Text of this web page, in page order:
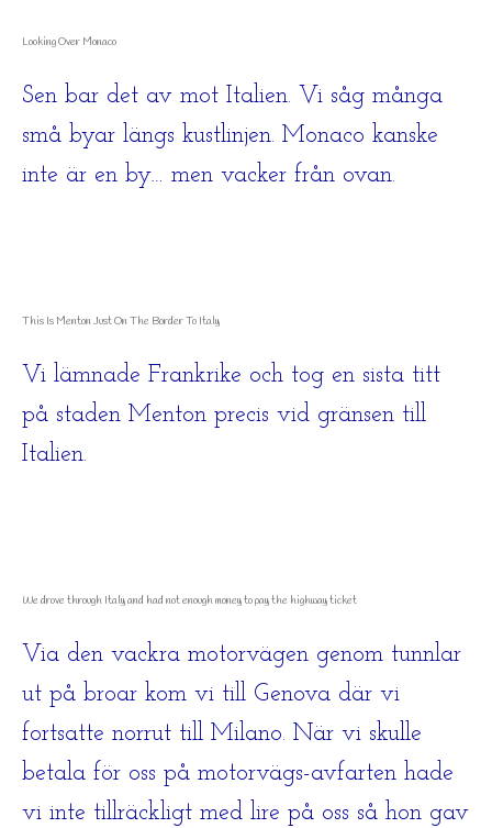
Looking Over Monaco
Sen bar det av mot Italien. Vi såg många
små byar längs kustlinjen. Monaco kanske
inte är en by… men vacker från ovan.
This Is Menton Just On The Border To Italy
Vi lämnade Frankrike och tog en sista titt
på staden Menton precis vid gränsen till
Italien.
We drove through Italy and had not enough money to pay the highway ticket
Via den vackra motorvägen genom tunnlar
ut på broar kom vi till Genova där vi
fortsatte norrut till Milano. När vi skulle
betala för oss på motorvägs-avfarten hade
vi inte tillräckligt med lire på oss så hon gav